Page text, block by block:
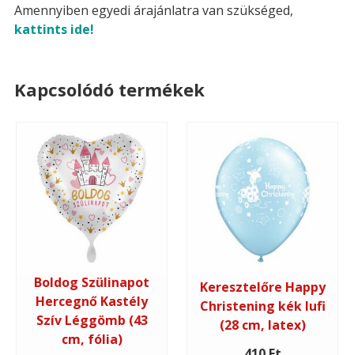
Amennyiben egyedi árajánlatra van szükséged,
kattints ide!
Kapcsolódó termékek
Boldog Szülinapot
Hercegnő Kastély
Szív Léggömb (43
cm, fólia)
Keresztelőre Happy
Christening kék lufi
(28 cm, latex)